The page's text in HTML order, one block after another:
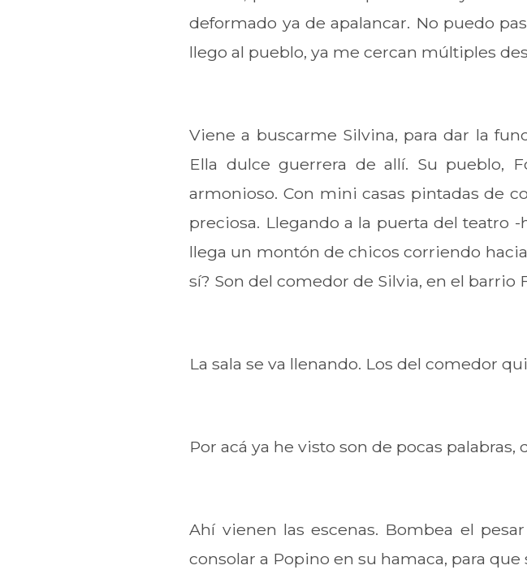
deformado ya de apalancar. No puedo
llego al pueblo, ya me cercan múltiples
Viene a buscarme Silvina, para dar la
Ella dulce guerrera de allí. Su pueblo,
armonioso. Con mini casas pintadas de
preciosa. Llegando a la puerta del teatro
llega un montón de chicos corriendo
sí? Son del comedor de Silvia, en el barrio
La sala se va llenando. Los del comedor
Por acá ya he visto son de pocas
Ahí vienen las escenas. Bombea el
consolar a Popino en su hamaca, para que